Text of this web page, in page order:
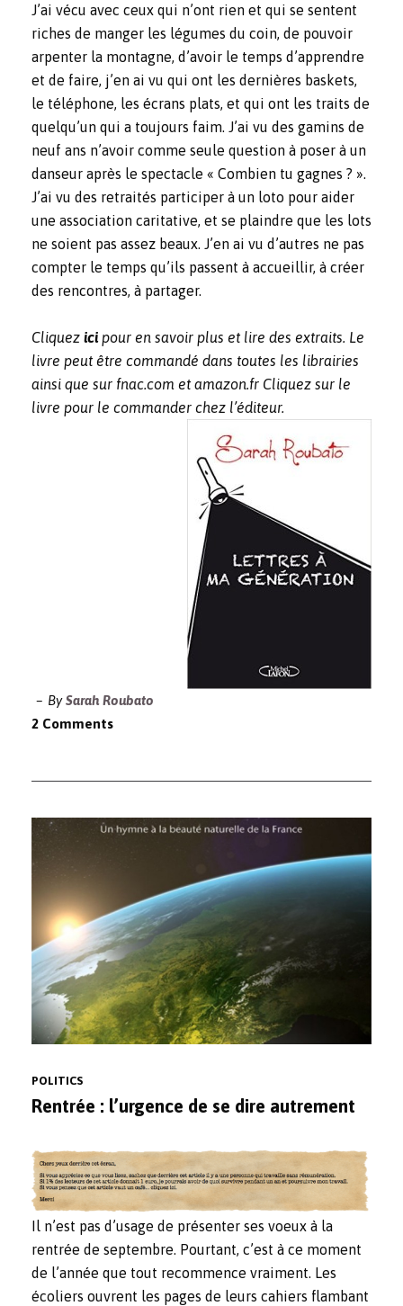
J’ai vécu avec ceux qui n’ont rien et qui se sentent
riches de manger les légumes du coin, de pouvoir
arpenter la montagne, d’avoir le temps d’apprendre
et de faire, j’en ai vu qui ont les dernières baskets,
le téléphone, les écrans plats, et qui ont les traits de
quelqu’un qui a toujours faim. J’ai vu des gamins de
neuf ans n’avoir comme seule question à poser à un
danseur après le spectacle « Combien tu gagnes ? ».
J’ai vu des retraités participer à un loto pour aider
une association caritative, et se plaindre que les lots
ne soient pas assez beaux. J’en ai vu d’autres ne pas
compter le temps qu’ils passent à accueillir, à créer
des rencontres, à partager.
Cliquez ici pour en savoir plus et lire des extraits. Le
livre peut être commandé dans toutes les librairies
ainsi que sur fnac.com et amazon.fr Cliquez sur le
livre pour le commander chez l’éditeur.
BySarah Roubato
2 Comments
POLITICS
Rentrée : l’urgence de se dire autrement
Il n’est pas d’usage de présenter ses voeux à la
rentrée de septembre. Pourtant, c’est à ce moment
de l’année que tout recommence vraiment. Les
écoliers ouvrent les pages de leurs cahiers flambant